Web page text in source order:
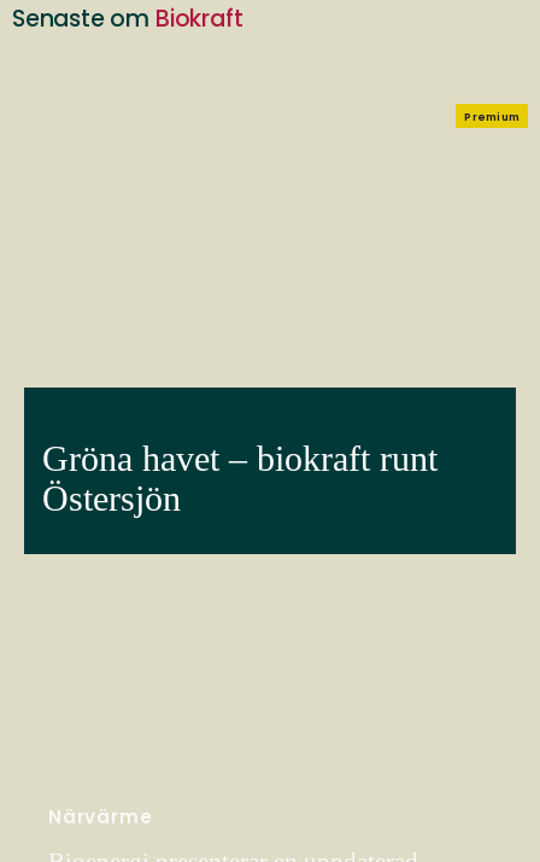
Senaste om Biokraft
Premium
Gröna havet – biokraft runt
Östersjön
Närvärme